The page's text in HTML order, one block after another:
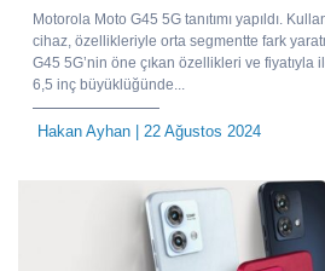
Motorola Moto G45 5G tanıtımı yapıldı.
cihaz, özellikleriyle orta segmentte fark
G45 5G’nin öne çıkan özellikleri ve fiyatıyla
6,5 inç büyüklüğünde...
Hakan Ayhan | 22 Ağustos 2024